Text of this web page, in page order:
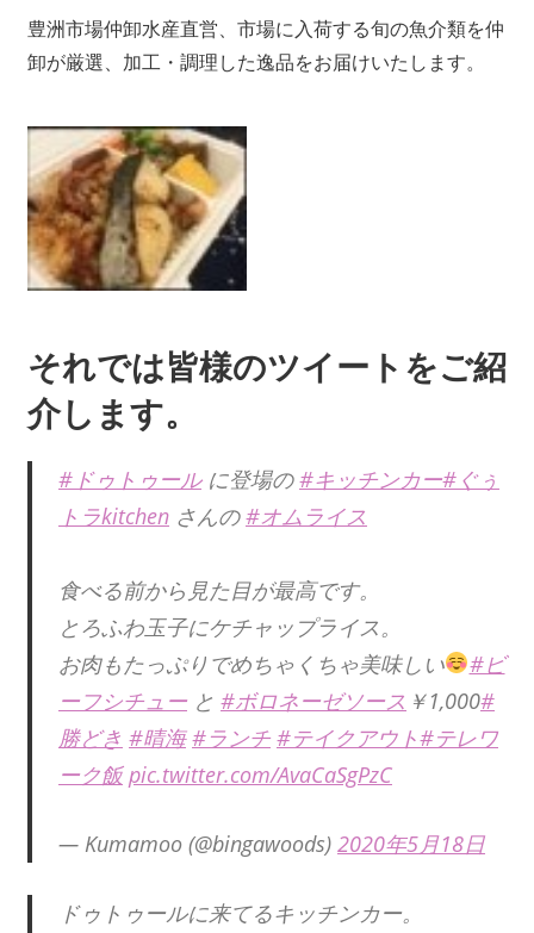
豊洲市場仲卸水産直営、市場に入荷する旬の魚介類を仲
卸が厳選、加工・調理した逸品をお届けいたします。
それでは皆様のツイートをご紹
介します。
#ドゥトゥールに登場の#キッチンカー#ぐぅ
トラkitchen さんの#オムライス
食べる前から見た目が最高です。
とろふわ玉子にケチャップライス。
お肉もたっぷりでめちゃくちゃ美味しい
#ビ
ーフシチューと #ボロネーゼソース ￥1,000#
勝どき #晴海 #ランチ #テイクアウト#テレワ
ーク飯 pic.twitter.com/AvaCaSgPzC
— Kumamoo (@bingawoods) 2020年5月18日
ドゥトゥールに来てるキッチンカー。